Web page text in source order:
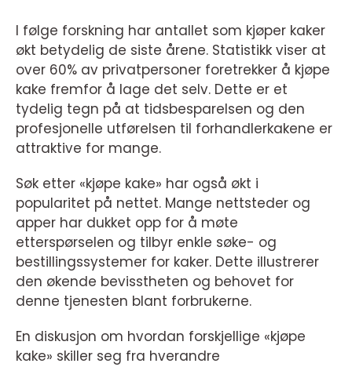
I følge forskning har antallet som kjøper kaker
økt betydelig de siste årene. Statistikk viser at
over 60% av privatpersoner foretrekker å kjøpe
kake fremfor å lage det selv. Dette er et
tydelig tegn på at tidsbesparelsen og den
profesjonelle utførelsen til forhandlerkakene er
attraktive for mange.
Søk etter «kjøpe kake» har også økt i
popularitet på nettet. Mange nettsteder og
apper har dukket opp for å møte
etterspørselen og tilbyr enkle søke- og
bestillingssystemer for kaker. Dette illustrerer
den økende bevisstheten og behovet for
denne tjenesten blant forbrukerne.
En diskusjon om hvordan forskjellige «kjøpe
kake» skiller seg fra hverandre